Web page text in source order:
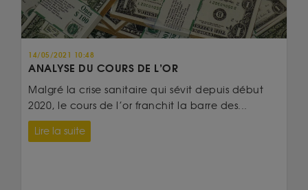
14/05/2021 10:48
ANALYSE DU COURS DE L’OR
Malgré la crise sanitaire qui sévit depuis début
2020, le cours de l’or franchit la barre des...
Lire la suite